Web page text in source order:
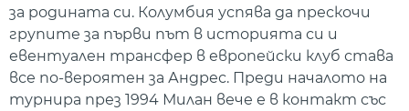
за родината си. Колумбия успява да прескочи
групите за първи път в историята си и
евентуален трансфер в европейски клуб става
все по-вероятен за Андрес. Преди началото на
турнира през 1994 Милан вече е в контакт със